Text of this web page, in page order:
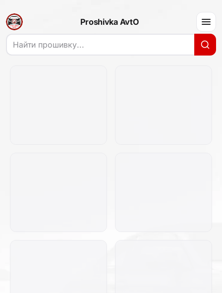
Proshivka AvtO